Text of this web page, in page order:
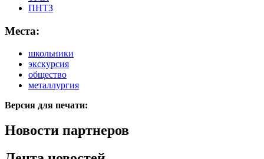
ПНТЗ
Места:
школьники
экскурсия
общество
металлургия
Версия для печати:
Новости партнеров